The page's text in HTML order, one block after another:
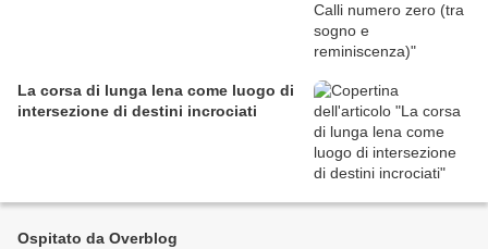
La corsa di lunga lena come luogo di
intersezione di destini incrociati
Ospitato da Overblog